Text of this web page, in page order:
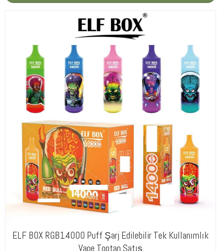
ELF BOX RGB14000 Puff Şarj Edilebilir Tek Kullanımlık
Vape Toptan Satış